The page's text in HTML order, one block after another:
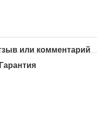
или комментарий
Гарантия